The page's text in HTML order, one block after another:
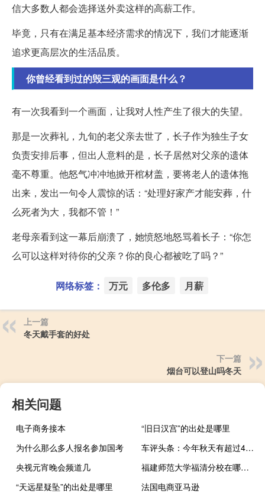
信大多数人都会选择送外卖这样的高薪工作。
毕竟，只有在满足基本经济需求的情况下，我们才能逐渐
追求更高层次的生活品质。
你曾经看到过的毁三观的画面是什么？
有一次我看到一个画面，让我对人性产生了很大的失望。
那是一次葬礼，九旬的老父亲去世了，长子作为独生子女
负责安排后事，但出人意料的是，长子居然对父亲的遗体
毫不尊重。他怒气冲冲地掀开棺材盖，要将老人的遗体拖
出来，发出一句令人震惊的话：“处理好家产才能安葬，什
么死者为大，我都不管！”
老母亲看到这一幕后崩溃了，她愤怒地怒骂着长子：“你怎
么可以这样对待你的父亲？你的良心都被吃了吗？”
网络标签： 万元 多伦多 月薪
上一篇
冬天戴手套的好处
下一篇
烟台可以登山吗冬天
相关问题
电子商务接本
“旧日汉宫”的出处是哪里
为什么那么多人报名参加国考
车评头条：今年秋天有超过400万驾车者有没有MoT的违法驾驶危险
央视元宵晚会频道几
福建师范大学福清分校在哪里啊
“天远星疑坠”的出处是哪里
法国电商亚马逊